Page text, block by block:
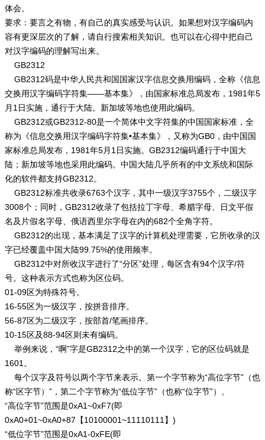
体会。
要求：要言之有物，有自己的真实感受与认识。如果想对汉字编码内
容有更深层次的了解，请自行搜索相关知识。也可以在心得中把自己
对汉字编码的理解写出来。
GB2312
GB2312码是中华人民共和国国家汉字信息交换用编码，全称《信息
交换用汉字编码字符集——基本集》，由国家标准总局发布，1981年5
月1日实施，通行于大陆。新加坡等地也使用此编码。
GB2312或GB2312-80是一个简体中文字符集的中国国家标准，全
称为《信息交换用汉字编码字符集•基本集》，又称为GB0，由中国国
家标准总局发布，1981年5月1日实施。GB2312编码通行于中国大
陆；新加坡等地也采用此编码。中国大陆几乎所有的中文系统和国际
化的软件都支持GB2312。
GB2312标准共收录6763个汉字，其中一级汉字3755个，二级汉字
3008个；同时，GB2312收录了包括拉丁字母、希腊字母、日文平假
名及片假名字母、俄语西里尔字母在内的682个全角字符。
GB2312的出现，基本满足了汉字的计算机处理需要，它所收录的汉
字已经覆盖中国大陆99.75%的使用频率。
GB2312中对所收汉字进行了“分区”处理，每区含有94个汉字/符
号。这种表示方式也称为区位码。
01-09区为特殊符号。
16-55区为一级汉字，按拼音排序。
56-87区为二级汉字，按部首/笔画排序。
10-15区及88-94区则未有编码。
举例来说，“啊”字是GB2312之中的第一个汉字，它的区位码就是
1601。
每个汉字及符号以两个字节来表示。第一个字节称为“高位字节”（也
称“区字节）”，第二个字节称为“低位字节”（也称“位字节”）。
“高位字节”范围是0xA1~0xF7(即
0xA0+01~0xA0+87【10100001~11110111】)
“低位字节”范围是0xA1-0xFE(即